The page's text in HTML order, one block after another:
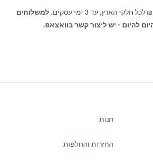
למשלוחים
להיום - יש ליצור קשר בוואצאפ.
חנות
החזרות והחלפות